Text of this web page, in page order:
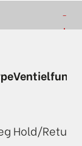
Hold/Return